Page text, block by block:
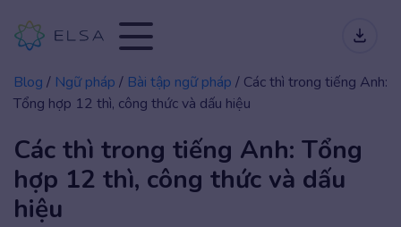
Blog / Ngữ pháp / Bài tập ngữ pháp / Các thì trong tiếng Anh:
Tổng hợp 12 thì, công thức và dấu hiệu
Các thì trong tiếng Anh: Tổng
hợp 12 thì, công thức và dấu
hiệu